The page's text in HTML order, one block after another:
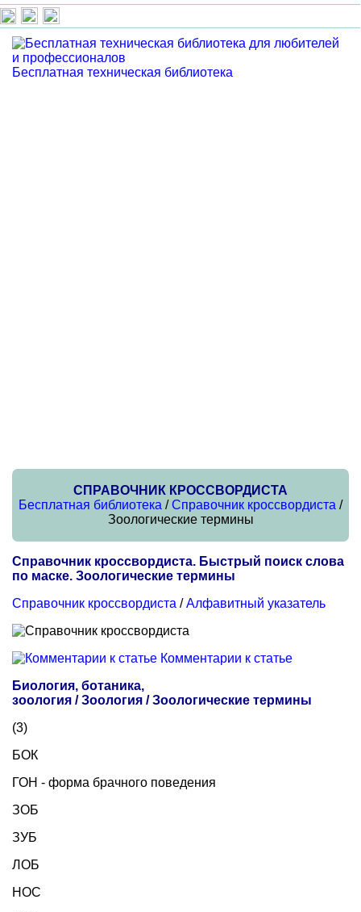
Бесплатная техническая библиотека
СПРАВОЧНИК КРОССВОРДИСТА
Бесплатная библиотека /Справочник кроссвордиста /
Зоологические термины
Справочник кроссвордиста. Быстрый поиск слова
по маске. Зоологические термины
Справочник кроссвордиста /Алфавитный указатель
Комментарии к статье
Биология, ботаника,
зоология / Зоология / Зоологические термины
(3)
БОК
ГОН - форма брачного поведения
ЗОБ
ЗУБ
ЛОБ
НОС